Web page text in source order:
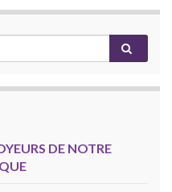
DE NOTRE